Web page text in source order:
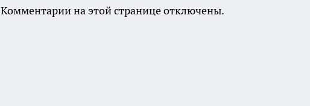
Комментарии на этой странице отключены.